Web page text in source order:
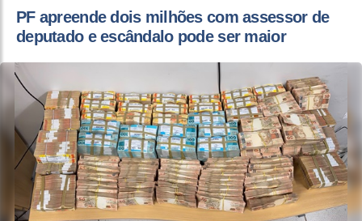
PF apreende dois milhões com assessor de
deputado e escândalo pode ser maior